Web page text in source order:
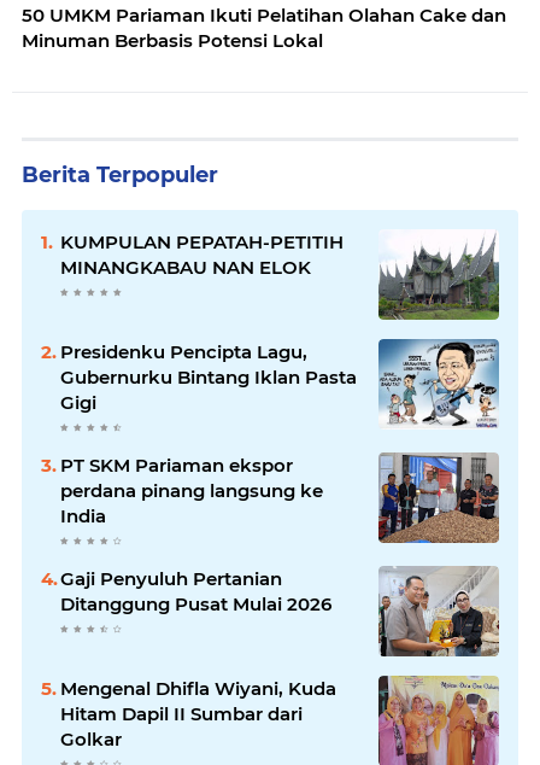
50 UMKM Pariaman Ikuti Pelatihan Olahan Cake dan
Minuman Berbasis Potensi Lokal
Berita Terpopuler
KUMPULAN PEPATAH-PETITIH
MINANGKABAU NAN ELOK
Presidenku Pencipta Lagu,
Gubernurku Bintang Iklan Pasta
Gigi
PT SKM Pariaman ekspor
perdana pinang langsung ke
India
Gaji Penyuluh Pertanian
Ditanggung Pusat Mulai 2026
Mengenal Dhifla Wiyani, Kuda
Hitam Dapil II Sumbar dari
Golkar